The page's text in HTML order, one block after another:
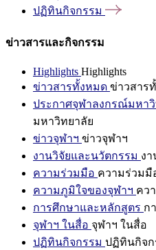
ปฏิทินกิจกรรม
ข่าวสารและกิจกรรม
Highlights Highlights
ข่าวสารทั้งหมด ข่าวสาร
ประกาศจุฬาลงกรณ์มหา
มหาวิทยาลัย
ข่าวจุฬาฯ ข่าวจุฬาฯ
งานวิจัยและนวัตกรรม ง
ความร่วมมือ ความร่วมมื
ความภูมิใจของจุฬาฯ คว
การศึกษาและหลักสูตร ก
จุฬาฯ ในสื่อ จุฬาฯ ในสื่อ
ปฏิทินกิจกรรม ปฏิทินกิจก